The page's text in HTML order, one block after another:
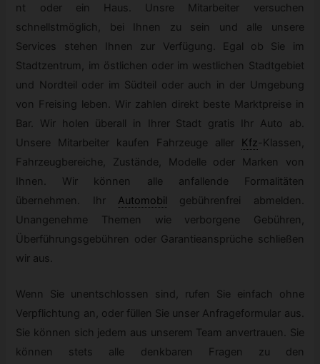
nt oder ein Haus. Unsre Mitarbeiter versuchen
schnellstmöglich, bei Ihnen zu sein und alle unsere
Services stehen Ihnen zur Verfügung. Egal ob Sie im
Stadtzentrum, im östlichen oder im westlichen Stadtgebiet
und Nordteil oder im Südteil oder auch in der Umgebung
von Freising leben. Wir zahlen direkt beste Marktpreise in
Bar. Wir holen überall in Ihrer Stadt gratis Ihr Auto ab.
Unsere Mitarbeiter kaufen Fahrzeuge aller
Kfz- Klassen,
Fahrzeugbereiche, Zustände, Modelle oder Marken von
Ihnen. Wir können alle anfallende Formalitäten
übernehmen. Ihr
Automobil
gebührenfrei abmelden.
Unangenehme Themen wie verborgene Gebühren,
Überführungsgebühren oder Garantieansprüche schließen
wir aus.
Wenn Sie unentschlossen sind, rufen Sie einfach ohne
Verpflichtung an, oder füllen Sie unser Anfrageformular aus.
Sie können sich jedem aus unserem Team anvertrauen. Sie
können stets alle denkbaren Fragen zu den